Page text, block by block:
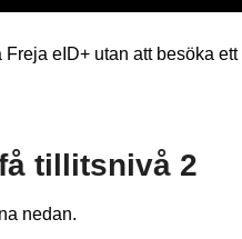
eID+ utan att besöka ett
tillitsnivå 2
nedan.